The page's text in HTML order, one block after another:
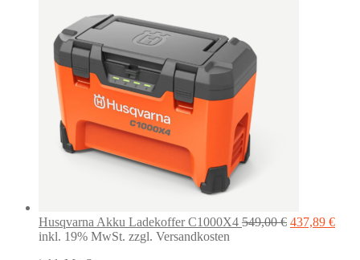
Husqvarna Akku Ladekoffer C1000X4 549,00€ 437,89 €
inkl. 19% MwSt. zzgl. Versandkosten